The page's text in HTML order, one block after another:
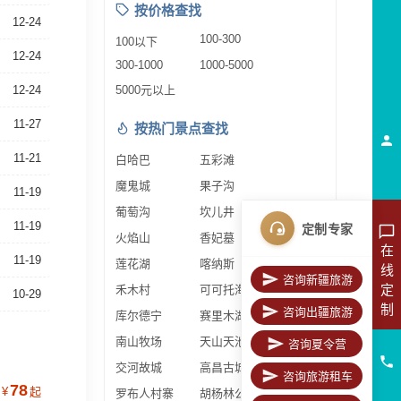
12-24
12-24
12-24
11-27
11-21
11-19
11-19
11-19
10-29
¥78起
按价格查找
100以下
100-300
300-1000
1000-5000
5000元以上
按热门景点查找
白哈巴
五彩滩
魔鬼城
果子沟
葡萄沟
坎儿井
火焰山
香妃墓
莲花湖
喀纳斯
禾木村
可可托海
库尔德宁
赛里木湖
南山牧场
天山天池
交河故城
高昌古城
罗布人村寨
胡杨林公园
在
线
定
制
定制专家
咨询新疆旅游
咨询出疆旅游
咨询夏令营
咨询旅游租车